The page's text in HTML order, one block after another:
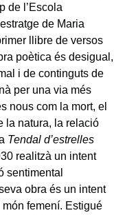
de l’Escola
de Maria
llibre de versos
poètica és desigual,
i de continguts de
per una via més
nous com la mort, el
la natura, la relació
Tendal d’estrelles
realitzà un intent
sentimental
obra és un intent
femení. Estigué